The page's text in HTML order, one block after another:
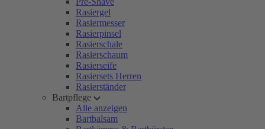
Rasiergel
Rasiermesser
Rasierpinsel
Rasierschale
Rasierschaum
Rasierseife
Rasiersets Herren
Rasierständer
Bartpflege
Alle anzeigen
Bartbalsam